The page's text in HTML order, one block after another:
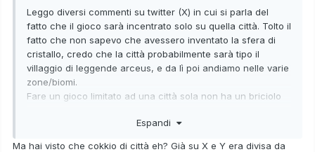
Leggo diversi commenti su twitter (X) in cui si parla del
fatto che il gioco sarà incentrato solo su quella città. Tolto il
fatto che non sapevo che avessero inventato la sfera di
cristallo, credo che la città probabilmente sarà tipo il
villaggio di leggende arceus, e da lì poi andiamo nelle varie
zone/biomi.
Fare un gioco limitato ad una città sola non ha un briciolo
catturare un sacco di pokemon diversi.
Espandi
Ma hai visto che cokkio di città eh? Già su X e Y era divisa da